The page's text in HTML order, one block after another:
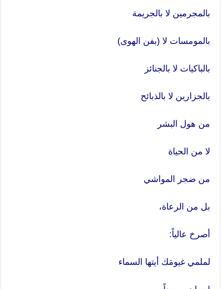
بالمجرمين لا بالجريمة
بالمومسات لا (بفن الهوى)
بالباكيات لا بالجنائز
بالجزارين لا بالذبائح
من هول البشر
لا من الحياة
من ضجر المواشي
بل من الرعاة،
أصرخ عالياً:
لملمي غيومَك أيتها السماء